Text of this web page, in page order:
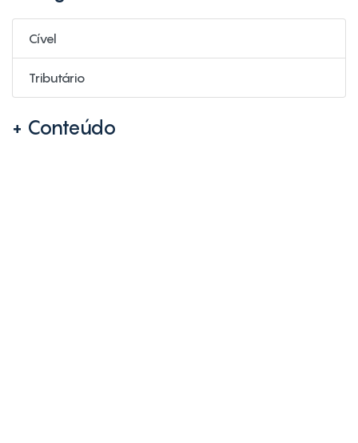
Cível
Tributário
+ Conteúdo